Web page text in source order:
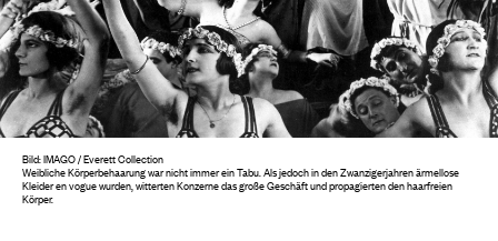
Bild: IMAGO / Everett Collection
Weibliche Körperbehaarung war nicht immer ein Tabu. Als jedoch in den Zwanzigerjahren ärmellose
Kleider en vogue wurden, witterten Konzerne das große Geschäft und propagierten den haarfreien
Körper.